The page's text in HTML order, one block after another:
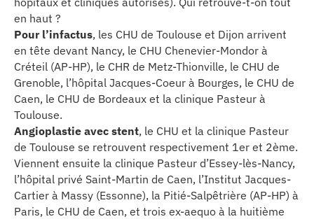
en haut ?
Pour l’infactus, les CHU de Toulouse et Dijon arrivent
en tête devant Nancy, le CHU Chenevier-Mondor à
Créteil (AP-HP), le CHR de Metz-Thionville, le CHU de
Grenoble, l’hôpital Jacques-Coeur à Bourges, le CHU de
Caen, le CHU de Bordeaux et la clinique Pasteur à
Toulouse.
Angioplastie avec stent, le CHU et la clinique Pasteur
de Toulouse se retrouvent respectivement 1er et 2ème.
Viennent ensuite la clinique Pasteur d’Essey-lès-Nancy,
l’hôpital privé Saint-Martin de Caen, l’Institut Jacques-
Cartier à Massy (Essonne), la Pitié-Salpêtrière (AP-HP) à
Paris, le CHU de Caen, et trois ex-aequo à la huitième